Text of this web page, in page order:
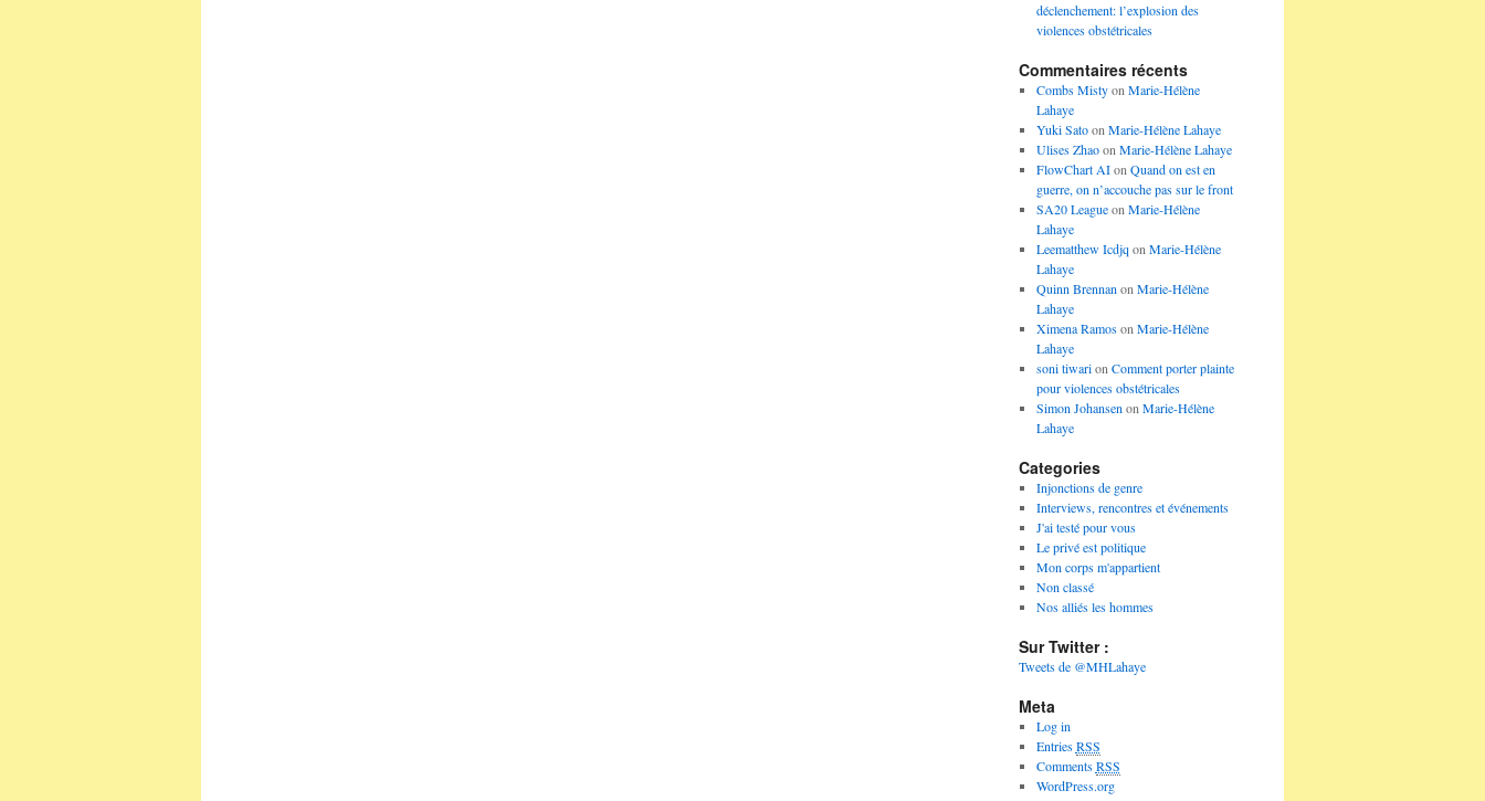
déclenchement: l’explosion des
violences obstétricales
Commentaires récents
Combs Mistyon Marie-Hélène
Lahaye
Yuki Satoon Marie-Hélène Lahaye
Ulises Zhaoon Marie-Hélène Lahaye
FlowChart AIon Quand on est en
guerre, on n’accouche pas sur le front
SA20 Leagueon Marie-Hélène
Lahaye
Leematthew Icdjq on Marie-Hélène
Lahaye
Quinn Brennan on Marie-Hélène
Lahaye
Ximena Ramoson Marie-Hélène
Lahaye
soni tiwarion Comment porter plainte
pour violences obstétricales
Simon Johansen on Marie-Hélène
Lahaye
Categories
Injonctions de genre
Interviews, rencontres et événements
J'ai testé pour vous
Le privé est politique
Mon corps m'appartient
Non classé
Nos alliés les hommes
Sur Twitter :
Tweets de @MHLahaye
Meta
Log in
EntriesRSS
CommentsRSS
WordPress.org